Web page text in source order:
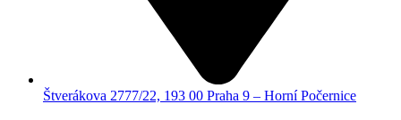
Štverákova 2777/22, 193 00 Praha 9 – Horní Počernice